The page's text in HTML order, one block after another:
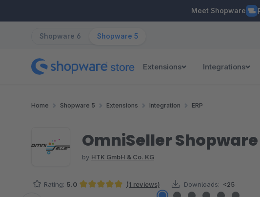
Meet Shopware
Shopware 6 Shopware 5
Extensions Integrations
Home Shopware 5 Extensions Integration ERP
OmniSeller
by HTK GmbH & Co. KG
Rating: 5.0 (1 reviews) Downloads: <25